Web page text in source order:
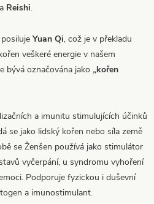
a Reishi.
posilujeYuan Qi, což je v překladu
veškeré energie v našem
bývá označována jako „kořen
a imunitu stimulujících účinků
se jako lidský kořen nebo síla země
se Ženšen používá jako stimulátor
vyčerpání, u syndromu vyhoření
Podporuje fyzickou i duševní
a imunostimulant.